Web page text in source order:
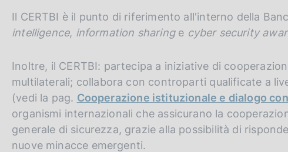
Il CERTBI è il punto di riferimento all'interno della
intelligence, information sharinge cyber security
Inoltre, il CERTBI: partecipa a iniziative di
multilaterali; collabora con controparti qualificate a
(vedi la pag. Cooperazione istituzionale e dialogo
organismi internazionali che assicurano la
generale di sicurezza, grazie alla possibilità di
nuove minacce emergenti.